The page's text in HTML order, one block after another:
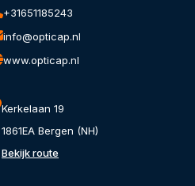
+31651185243
info@opticap.nl
www.opticap.nl
Kerkelaan 19
1861EA Bergen (NH)
Bekijk route